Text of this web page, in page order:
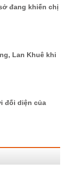
đang khiến chị
Lan Khuê khi
đối diện của